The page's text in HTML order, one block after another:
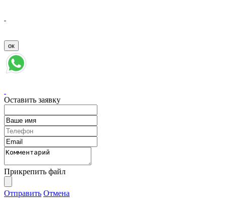
Оставить заявку
Прикрепить файл
Отправить Отмена